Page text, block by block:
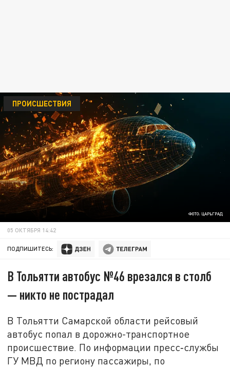
ФОТО: ЦАРЬГРАД
ПРОИСШЕСТВИЯ
05 ОКТЯБРЯ 14:42
ПОДПИШИТЕСЬ:
В Тольятти автобус №46 врезался в столб
— никто не пострадал
В Тольятти Самарской области рейсовый
автобус попал в дорожно-транспортное
происшествие. По информации пресс‑службы
ГУ МВД по региону пассажиры, по